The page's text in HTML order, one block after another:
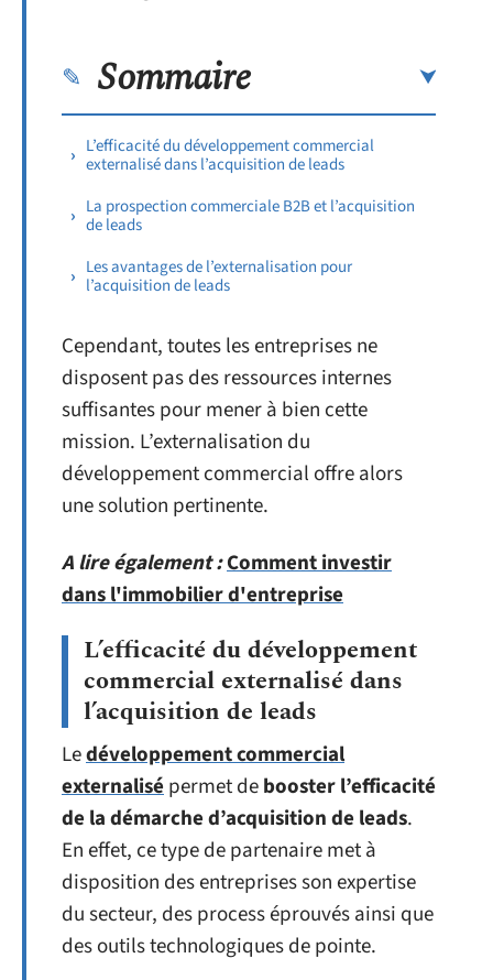
Sommaire
L’efficacité du développement commercial
externalisé dans l’acquisition de leads
La prospection commerciale B2B et l’acquisition
de leads
Les avantages de l’externalisation pour
l’acquisition de leads
Cependant, toutes les entreprises ne
disposent pas des ressources internes
suffisantes pour mener à bien cette
mission. L’externalisation du
développement commercial offre alors
une solution pertinente.
A lire également :Comment investir
dans l'immobilier d'entreprise
L’efficacité du développement
commercial externalisé dans
l’acquisition de leads
Ledéveloppement commercial
externalisépermet debooster l’efficacité
de la démarche d’acquisition de leads.
En effet, ce type de partenaire met à
disposition des entreprises son expertise
du secteur, des process éprouvés ainsi que
des outils technologiques de pointe.